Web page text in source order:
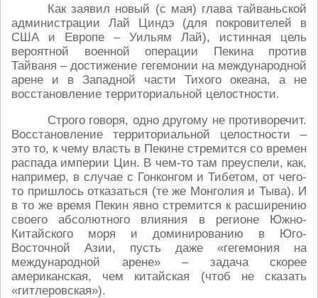
Как заявил новый (с мая) глава тайваньской
администрации Лай Циндэ (для покровителей в
США и Европе – Уильям Лай), истинная цель
вероятной военной операции Пекина против
Тайваня – достижение гегемонии на международной
арене и в Западной части Тихого океана, а не
восстановление территориальной целостности.
Строго говоря, одно другому не противоречит.
Восстановление территориальной целостности –
это то, к чему власть в Пекине стремится со времен
распада империи Цин. В чем-то там преуспели, как,
например, в случае с Гонконгом и Тибетом, от чего-
то пришлось отказаться (те же Монголия и Тыва). И
в то же время Пекин явно стремится к расширению
своего абсолютного влияния в регионе Южно-
Китайского моря и доминированию в Юго-
Восточной Азии, пусть даже «гегемония на
международной арене» – задача скорее
американская, чем китайская (чтоб не сказать
«гитлеровская»).